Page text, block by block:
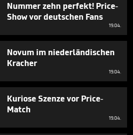
Nummer zehn perfekt! Price-
Show vor deutschen Fans
19.04.
Novum im niederländischen
Kracher
19.04.
Kuriose Szenze vor Price-
Match
19.04.